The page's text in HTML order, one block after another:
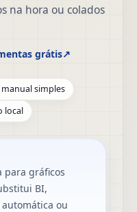
na hora ou colados
grátis↗
simples
local
para gráficos
BI,
ou